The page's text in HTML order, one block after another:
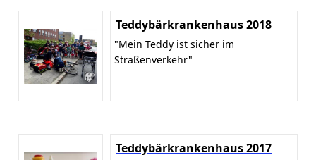
Teddybärkrankenhaus 2018
"Mein Teddy ist sicher im
Straßenverkehr"
Teddybärkrankenhaus 2017